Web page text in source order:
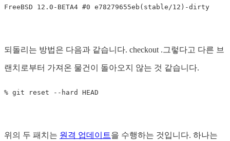
되돌리는 방법은 다음과 같습니다. checkout .그렇다고 다른 브
랜치로부터 가져온 물건이 돌아오지 않는 것 같습니다.
위의 두 패치는 원격 업데이트을 수행하는 것입니다. 하나는